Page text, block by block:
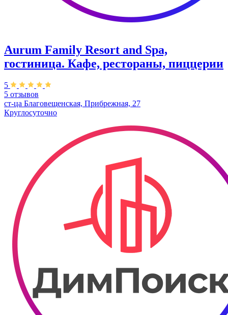
Aurum Family Resort and Spa,
гостиница. Кафе, рестораны, пиццерии
5
5 отзывов
ст-ца Благовещенская, Прибрежная, 27
Круглосуточно